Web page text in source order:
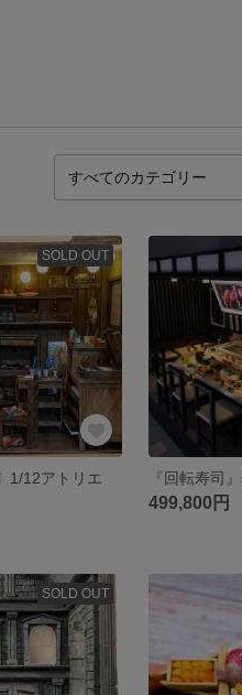
SOLD OUT
1/12アトリエ
499,800円
SOLD OUT